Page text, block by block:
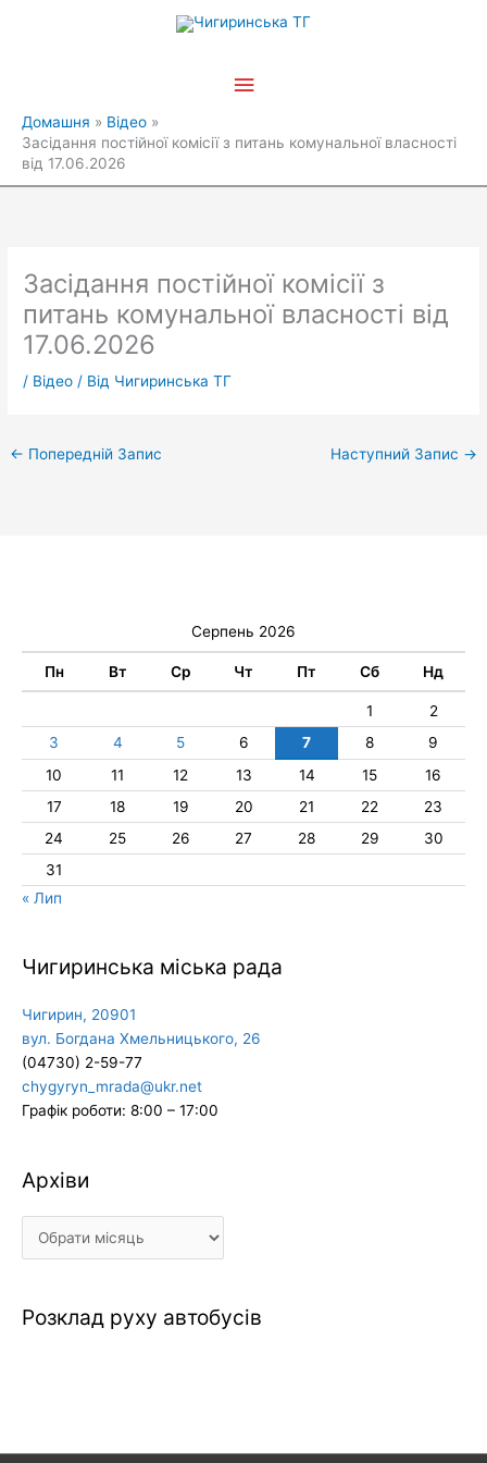
Головне
Домашня
Відео
Засідання постійної комісії з питань комунальної власності
від 17.06.2026
Засідання постійної комісії з
питань комунальної власності від
17.06.2026
/ Відео / Від Чигиринська ТГ
← Попередній Запис Наступний Запис →
Серпень 2026
Пн Вт Ср Чт Пт Сб Нд
1
2
3
4 5 6 7 8
9
10
11 12 13 14 15
16
17
18 19 20 21 22
23
24
25 26 27 28 29
30
31
« Лип
Чигиринська міська рада
Чигирин, 20901
вул. Богдана Хмельницького, 26
(04730) 2-59-77
chygyryn_mrada@ukr.net
Графік роботи: 8:00 – 17:00
Архіви
Архіви
Розклад руху автобусів